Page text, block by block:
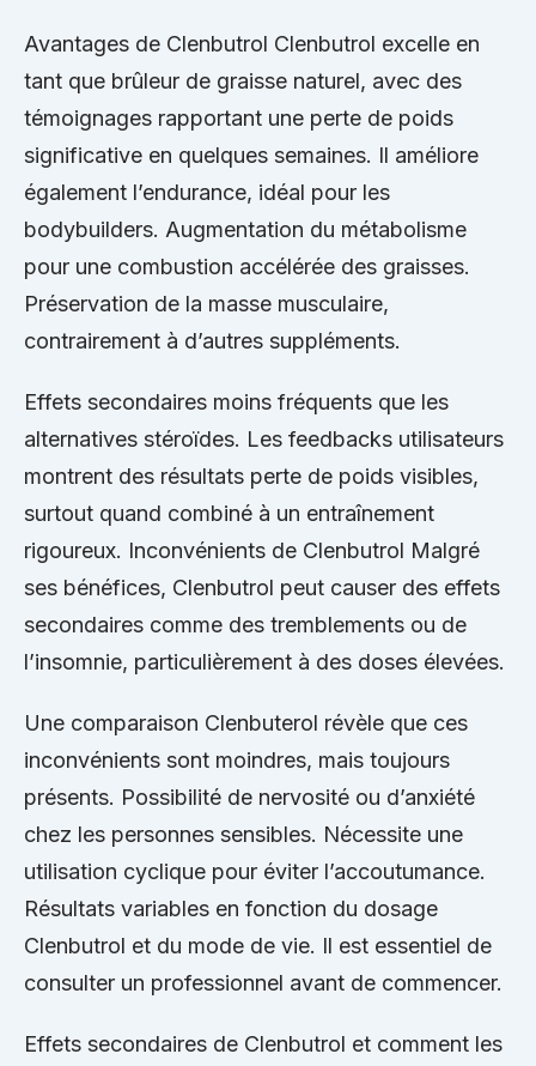
Avantages de Clenbutrol Clenbutrol excelle en
tant que brûleur de graisse naturel, avec des
témoignages rapportant une perte de poids
significative en quelques semaines. Il améliore
également l’endurance, idéal pour les
bodybuilders. Augmentation du métabolisme
pour une combustion accélérée des graisses.
Préservation de la masse musculaire,
contrairement à d’autres suppléments.
Effets secondaires moins fréquents que les
alternatives stéroïdes. Les feedbacks utilisateurs
montrent des résultats perte de poids visibles,
surtout quand combiné à un entraînement
rigoureux. Inconvénients de Clenbutrol Malgré
ses bénéfices, Clenbutrol peut causer des effets
secondaires comme des tremblements ou de
l’insomnie, particulièrement à des doses élevées.
Une comparaison Clenbuterol révèle que ces
inconvénients sont moindres, mais toujours
présents. Possibilité de nervosité ou d’anxiété
chez les personnes sensibles. Nécessite une
utilisation cyclique pour éviter l’accoutumance.
Résultats variables en fonction du dosage
Clenbutrol et du mode de vie. Il est essentiel de
consulter un professionnel avant de commencer.
Effets secondaires de Clenbutrol et comment les